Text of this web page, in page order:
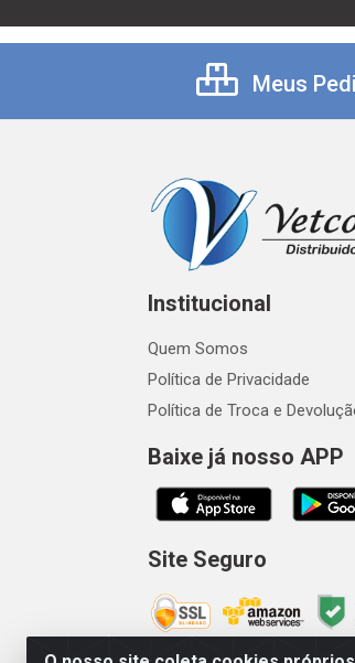
Meus
Institucional
Quem Somos
Política de Privacidade
Política de Troca e
Baixe já nosso APP
Site Seguro